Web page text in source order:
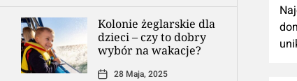
Kolonie żeglarskie dla
dzieci – czy to dobry
wybór na wakacje?
28 Maja, 2025